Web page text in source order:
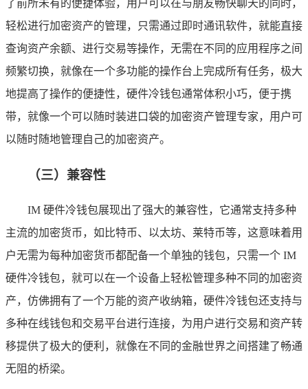
了前所未有的便捷体验，用户可以在与朋友畅快聊天的同时，
轻松进行加密资产的管理，只需通过即时通讯软件，就能直接
查询资产余额、进行交易等操作，无需在不同的应用程序之间
频繁切换，就像在一个多功能的操作台上完成所有任务，极大
地提高了操作的便捷性，硬件冷钱包通常体积小巧，便于携
带，就像一个可以随时装进口袋的加密资产管理专家，用户可
以随时随地管理自己的加密资产。
（三）兼容性
IM 硬件冷钱包展现出了强大的兼容性，它通常支持多种
主流的加密货币，如比特币、以太坊、莱特币等，这意味着用
户无需为每种加密货币都配备一个单独的钱包，只需一个 IM
硬件冷钱包，就可以在一个设备上轻松管理多种不同的加密资
产，仿佛拥有了一个万能的资产收纳箱，硬件冷钱包还支持与
多种在线钱包和交易平台进行连接，为用户进行交易和资产转
移提供了极大的便利，就像在不同的金融世界之间搭建了畅通
无阻的桥梁。